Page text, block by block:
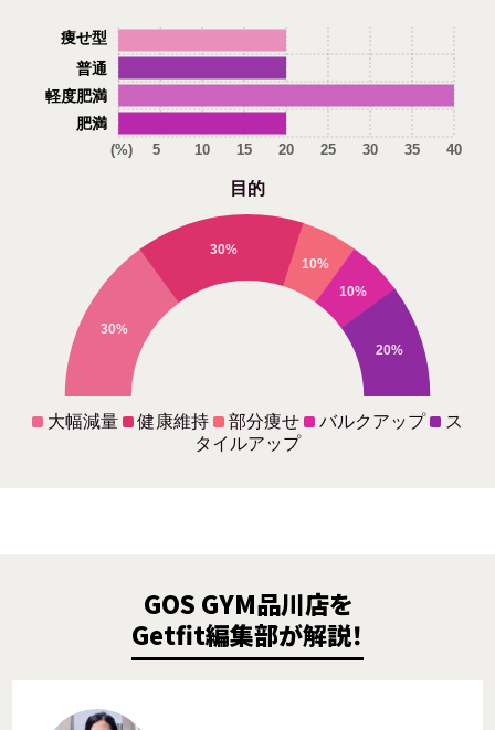
肥満
軽度肥満
普通
痩せ型
(%) 5 10 15 20 25 30 35 40
目的
30%
30%
10%
10%
20%
大幅減量 健康維持 部分痩せ バルクアップ
ス
タイルアップ
GOS GYM品川店を
Getfit編集部が解説！